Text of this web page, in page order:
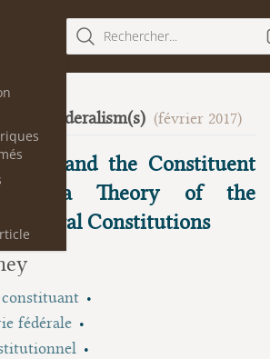
Rechercher...
Federalism(s) (février 2017)
and the Constituent
a Theory of the
Federal Constitutions
fédérale